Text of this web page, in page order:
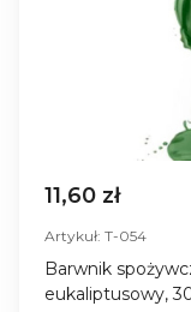
11,60 zł
Artykuł: T-054
Barwnik
eukaliptusowy,